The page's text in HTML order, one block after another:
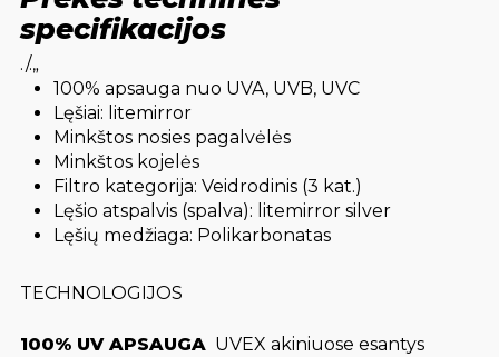
specifikacijos
./.„
100% apsauga nuo UVA, UVB, UVC
Lęšiai: litemirror
Minkštos nosies pagalvėlės
Minkštos kojelės
Filtro kategorija: Veidrodinis (3 kat.)
Lęšio atspalvis (spalva): litemirror silver
Lęšių medžiaga: Polikarbonatas
TECHNOLOGIJOS
100% UV APSAUGA UVEX akiniuose esantys